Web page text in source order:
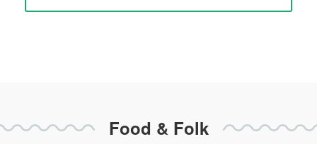
Food & Folk